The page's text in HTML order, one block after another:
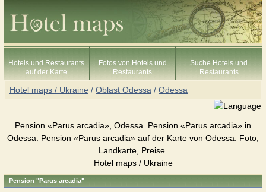
Hotels und Restaurants
auf der Karte
Fotos von Hotels und
Restaurants
Suche Hotels und
Restaurants
Hotel maps / Ukraine / Oblast Odessa / Odessa
Pension «Parus arcadia», Odessa. Pension «Parus arcadia» in
Odessa. Pension «Parus arcadia» auf der Karte von Odessa. Foto,
Landkarte, Preise.
Hotel maps / Ukraine
Pension "Parus arcadia"